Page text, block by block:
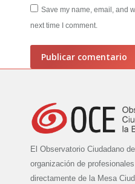
Save my name, email, and
next time I comment.
Publicar comentario
El Observatorio Ciudadano
organización de
directamente de la Mesa